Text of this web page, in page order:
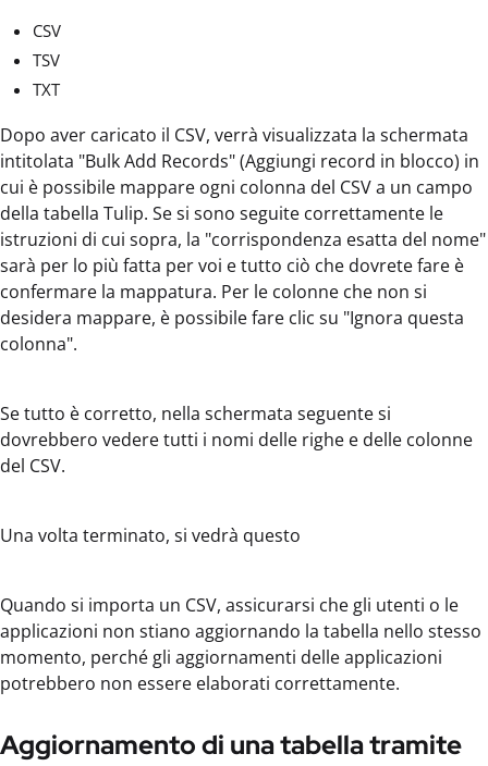
CSV
TSV
TXT
Dopo aver caricato il CSV, verrà visualizzata la schermata
intitolata "Bulk Add Records" (Aggiungi record in blocco) in
cui è possibile mappare ogni colonna del CSV a un campo
della tabella Tulip. Se si sono seguite correttamente le
istruzioni di cui sopra, la "corrispondenza esatta del nome"
sarà per lo più fatta per voi e tutto ciò che dovrete fare è
confermare la mappatura. Per le colonne che non si
desidera mappare, è possibile fare clic su "Ignora questa
colonna".
Se tutto è corretto, nella schermata seguente si
dovrebbero vedere tutti i nomi delle righe e delle colonne
del CSV.
Una volta terminato, si vedrà questo
Quando si importa un CSV, assicurarsi che gli utenti o le
applicazioni non stiano aggiornando la tabella nello stesso
momento, perché gli aggiornamenti delle applicazioni
potrebbero non essere elaborati correttamente.
Aggiornamento di una tabella tramite